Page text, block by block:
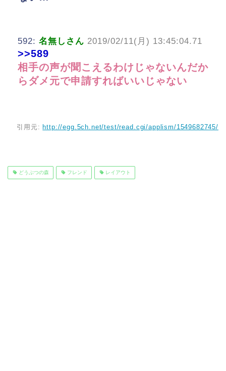
592: 名無しさん 2019/02/11(月) 13:45:04.71
>>589
相手の声が聞こえるわけじゃないんだか
らダメ元で申請すればいいじゃない
引用元: http://egg.5ch.net/test/read.cgi/applism/1549682745/
どうぶつの森 フレンド レイアウト